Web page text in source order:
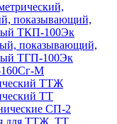
показывающий,
ТКП-100Эк
показывающий,
ТГП-100Эк
М
ТТЖ
ТТ
СП-2
для ТТЖ, ТТ